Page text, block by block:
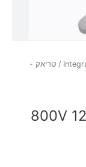
/ טריאק -